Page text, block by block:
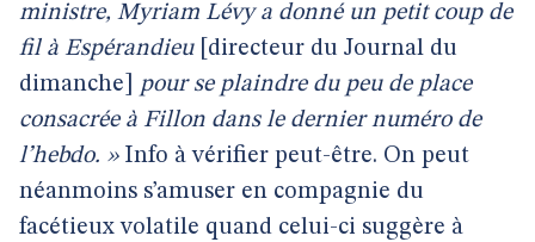
ministre, Myriam Lévy a donné un petit coup de
fil à Espérandieu [directeur du Journal du
dimanche]
pour se plaindre du peu de place
consacrée à Fillon dans le dernier numéro de
l’hebdo. »Info à vérifier peut-être. On peut
néanmoins s’amuser en compagnie du
facétieux volatile quand celui-ci suggère à